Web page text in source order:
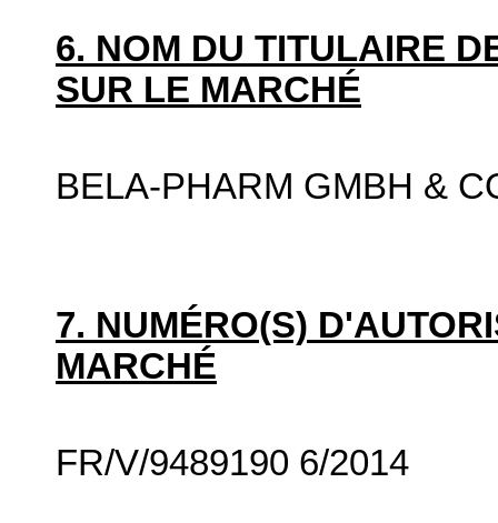
6. NOM DU TITULAIRE
SUR LE MARCHÉ
BELA-PHARM GMBH &
7. NUMÉRO(S)
MARCHÉ
FR/V/9489190 6/2014